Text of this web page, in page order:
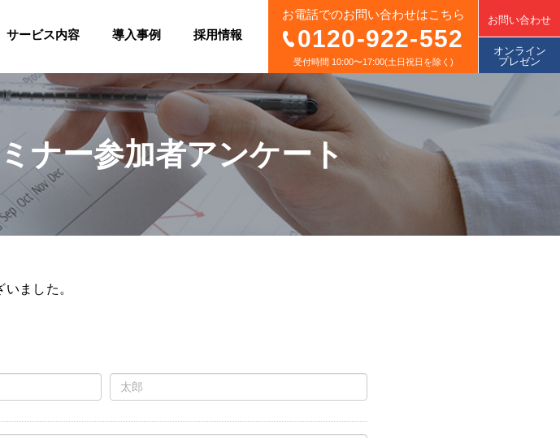
お問い合わせ
オンライン
プレゼン
お電話でのお問い合わせはこちら
0120-922-552
受付時間 10:00〜17:00(土日祝日を除く)
サービス内容 導入事例 採用情報
ナー参加者アンケート
ました。